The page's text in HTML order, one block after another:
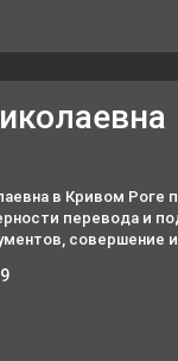
в Кривом Роге
перевода и
совершение
документов и